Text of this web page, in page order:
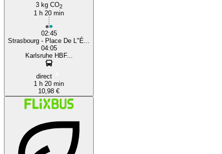
3 kg CO2
1 h 20 min
02:45
Strasbourg - Place De L"É...
04:05
Karlsruhe HBF...
direct
1 h 20 min
10,98 €